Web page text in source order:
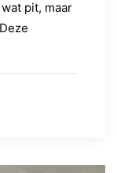
pit, maar